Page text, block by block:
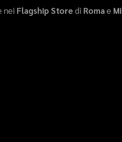
nei Flagship Storedi Romae